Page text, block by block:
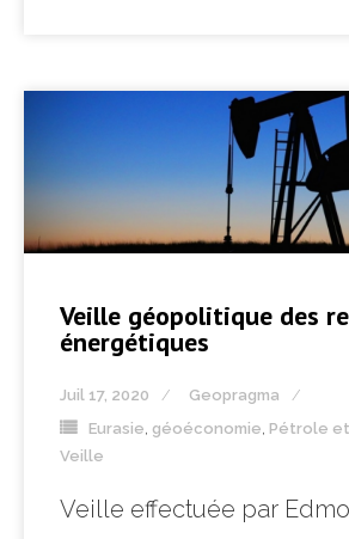
Veille géopolitique des
énergétiques
Juil 17, 2020
Geopragma
Eurasie géoéconomie Pétrole
Veille
Veille effectuée par